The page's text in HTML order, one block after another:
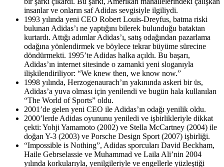
insanlar ve onların saf Adidas sevgisiyle ilgiliydi.
1993 yılında yeni CEO Robert Louis-Dreyfus, batma riski
bulunan Adidas’ı ne yaptığını bilerek bulunduğu bataktan
kurtardı. Attığı adımlar Adidas’ı, satış odağından pazarlama
odağına yönlendirmek ve böylece tekrar büyüme sürecine
döndürmekti. 1995’te Adidas halka açıldı. Bu başarı,
Adidas’ın internet sitesinde o zamanki yeni sloganıyla
ilişkilendiriliyor: “We knew then, we know now.”
1998 yılında, Herzogenaurach’ın yakınında askeri bir üs,
Adidas’a yuva olması için yenilendi ve bugün hala kullanılan
“The World of Sports” oldu.
2001’de gelen yeni CEO ile Adidas’ın odağı yenilik oldu.
2000’lerde Adidas oyununu yeniledi ve işbirlikleriyle dikkat
çekti: Yohji Yamamoto (2002) ve Stella McCartney (2004) ile
doğan Y-3 (2003) ve Porsche Design Sport (2007) işbirliği.
“Impossible is Nothing”, Adidas sporcuları David Beckham,
Haile Gebrselassie ve Muhammad ve Laila Ali’nin 2004
yılında korkularıyla, yenilgileriyle ve engellerle yüzleştiği